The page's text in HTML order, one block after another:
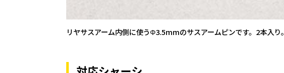
リヤサスアーム内側に使うΦ3.5mmのサスアームピンです。2本入り。